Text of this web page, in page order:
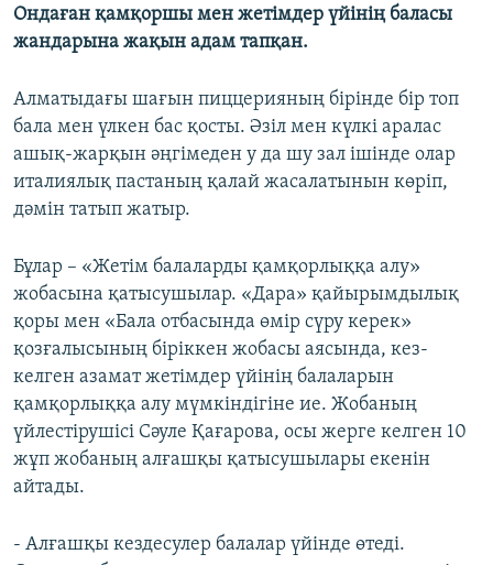
Ондаған қамқоршы мен жетімдер үйінің баласы
жандарына жақын адам тапқан.
Алматыдағы шағын пиццерияның бірінде бір топ
бала мен үлкен бас қосты. Әзіл мен күлкі аралас
ашық-жарқын әңгімеден у да шу зал ішінде олар
италиялық пастаның қалай жасалатынын көріп,
дәмін татып жатыр.
Бұлар – «Жетім балаларды қамқорлыққа алу»
жобасына қатысушылар. «Дара» қайырымдылық
қоры мен «Бала отбасында өмір сүру керек»
қозғалысының біріккен жобасы аясында, кез-
келген азамат жетімдер үйінің балаларын
қамқорлыққа алу мүмкіндігіне ие. Жобаның
үйлестірушісі Сәуле Қағарова, осы жерге келген 10
жұп жобаның алғашқы қатысушылары екенін
айтады.
- Алғашқы кездесулер балалар үйінде өтеді.